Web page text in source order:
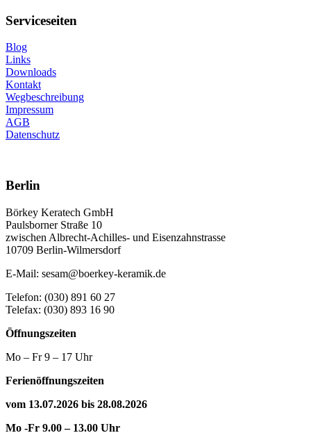
Serviceseiten
Blog
Links
Downloads
Kontakt
Wegbeschreibung
Impressum
AGB
Datenschutz
Berlin
Börkey Keratech GmbH
Paulsborner Straße 10
zwischen Albrecht-Achilles- und Eisenzahnstrasse
10709 Berlin-Wilmersdorf
E-Mail: sesam@boerkey-keramik.de
Telefon: (030) 891 60 27
Telefax: (030) 893 16 90
Öffnungszeiten
Mo – Fr 9 – 17 Uhr
Ferienöffnungszeiten
vom 13.07.2026 bis 28.08.2026
Mo -Fr 9.00 – 13.00 Uhr